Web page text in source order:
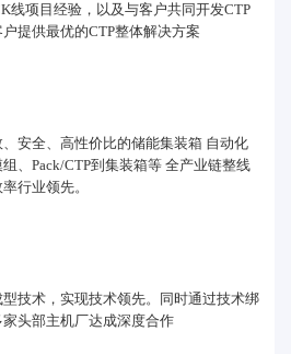
线项目经验，以及与客户共同开发CTP
提供最优的CTP整体解决方案
安全、高性价比的储能集装箱 自动化
、Pack/CTP到集装箱等 全产业链整线
行业领先。
技术，实现技术领先。同时通过技术绑
头部主机厂达成深度合作